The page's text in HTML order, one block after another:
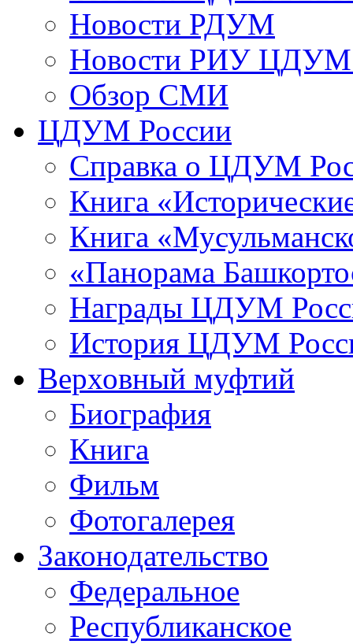
Новости РДУМ
Новости РИУ ЦДУМ
Обзор СМИ
ЦДУМ России
Справка о ЦДУМ
Книга
Книга
«Панорама
Награды ЦДУМ
История ЦДУМ
Верховный муфтий
Биография
Книга
Фильм
Фотогалерея
Законодательство
Федеральное
Республиканское